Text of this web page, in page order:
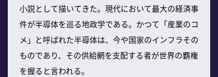
小説として描いてきた。現代において最大の経済事
件が半導体を巡る地政学である。かつて「産業のコ
メ」と呼ばれた半導体は、今や国家のインフラその
ものであり、その供給網を支配する者が世界の覇権
を握ると言われる。